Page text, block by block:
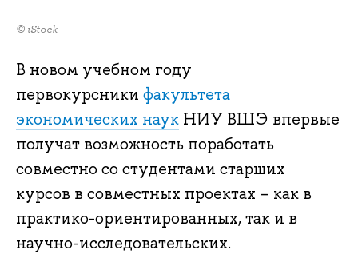
© iStock
В новом учебном году
первокурсники факультета
экономических наук НИУ ВШЭ впервые
получат возможность поработать
совместно со студентами старших
курсов в совместных проектах – как в
практико-ориентированных, так и в
научно-исследовательских.